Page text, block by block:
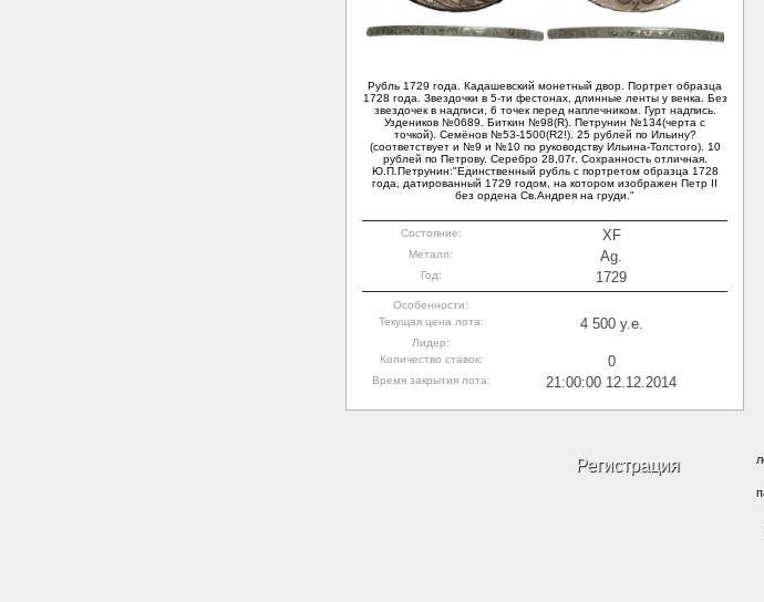
Рубль 1729 года. Кадашевский монетный двор. Портрет образца
1728 года. Звездочки в 5-ти фестонах, длинные ленты у венка. Без
звездочек в надписи, 6 точек перед наплечником. Гурт надпись.
Уздеников №0689. Биткин №98(R). Петрунин №134(черта с
точкой). Семёнов №53-1500(R2!). 25 рублей по Ильину?
(соответствует и №9 и №10 по руководству Ильина-Толстого). 10
рублей по Петрову. Серебро 28,07г. Сохранность отличная.
Ю.П.Петрунин:"Единственный рубль с портретом образца 1728
года, датированный 1729 годом, на котором изображен Петр II
без ордена Св.Андрея на груди."
Состояние: XF
Металл: Ag.
Год: 1729
Особенности:
Текущая цена лота:
4 500 y.e.
Лидер:
Количество ставок:
0
Время закрытия лота: 21:00:00 12.12.2014
Регистрация